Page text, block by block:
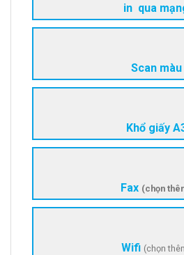
in qua
Scan màu
Khổ giấy
Fax (chọn
Wifi (chọn